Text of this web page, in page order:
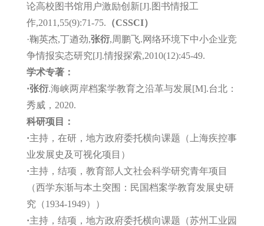
论高校图书馆用户激励创新[J].图书情报工
作,2011,55(9):71-75. （CSSCI）
·鞠英杰,丁遒劲,张衍,周鹏飞.网络环境下中小企业竞
争情报实态研究[J].情报探索,2010(12):45-49.
学术专著：
·张衍.海峡两岸档案学教育之沿革与发展[M].台北：
秀威，2020.
科研项目：
·主持， 在研，地方政府委托横向课题（ 上海疾控事
业发展史及可视化项目 ）
·主持， 结项 ，教育部人文社会科学研究青年项目
（西学东渐与本土突围：民国档案学教育发展史研
究（1934-1949））
·主持， 结项 ，地方政府委托横向课题（苏州工业园